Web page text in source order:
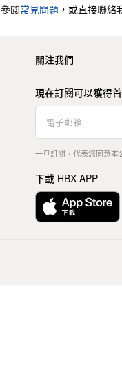
參閱常見問題 ，或直接聯絡
關注我們
現在訂閱可以獲得
一旦訂閱，代表您同意本
下載 HBX APP